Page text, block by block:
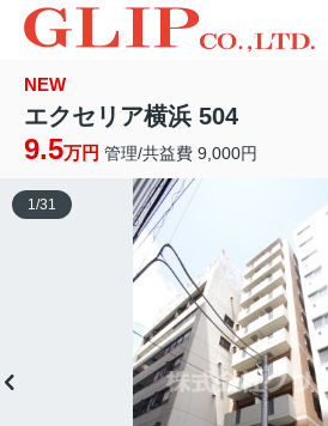
NEW
エクセリア横浜 504
9.5万円 管理/共益費 9,000円
1/31